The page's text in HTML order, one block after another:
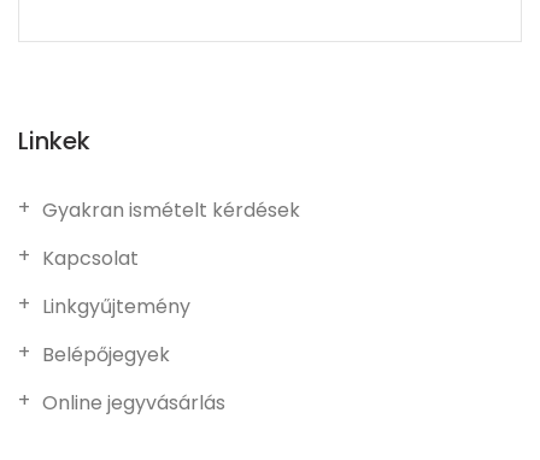
Linkek
Gyakran ismételt kérdések
Kapcsolat
Linkgyűjtemény
Belépőjegyek
Online jegyvásárlás